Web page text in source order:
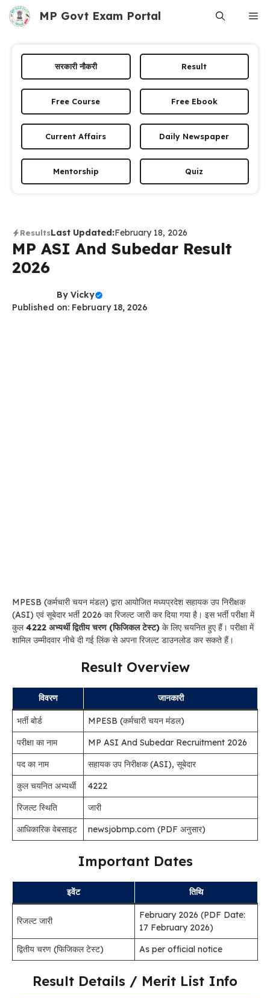
Skip
MP Govt Exam Portal
सरकारी नौकरी Result
Free Course Free Ebook
Current Affairs Daily Newspaper
Mentorship Quiz
ResultsLast Updated:February 18, 2026
MP ASI And Subedar Result
2026
By Vicky
Published on: February 18, 2026
MPESB (कर्मचारी चयन मंडल) द्वारा आयोजित मध्यप्रदेश सहायक उप निरीक्षक
(ASI) एवं सूबेदार भर्ती 2026 का रिजल्ट जारी कर दिया गया है। इस भर्ती परीक्षा में
कुल4222 अभ्यर्थी द्वितीय चरण (फिजिकल टेस्ट) के लिए चयनित हुए हैं। परीक्षा में
शामिल उम्मीदवार नीचे दी गई लिंक से अपना रिजल्ट डाउनलोड कर सकते हैं।
Result Overview
विवरण जानकारी
भर्ती बोर्ड
MPESB (कर्मचारी चयन मंडल)
परीक्षा का नाम
MP ASI And Subedar Recruitment 2026
पद का नाम
सहायक उप निरीक्षक (ASI), सूबेदार
कुल चयनित अभ्यर्थी
4222
रिजल्ट स्थिति
जारी
आधिकारिक वेबसाइट
newsjobmp.com (PDF अनुसार)
Important Dates
इवेंट तिथि
रिजल्ट जारी
February 2026 (PDF Date:
17 February 2026)
द्वितीय चरण (फिजिकल टेस्ट)
As per official notice
Result Details / Merit List Info